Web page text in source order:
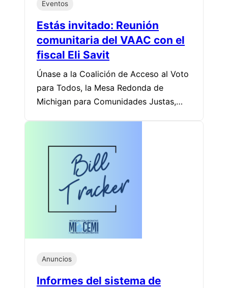
Eventos
Estás invitado: Reunión
comunitaria del VAAC con el
fiscal Eli Savit
Únase a la Coalición de Acceso al Voto
para Todos, la Mesa Redonda de
Michigan para Comunidades Justas,…
Anuncios
Informes del sistema de